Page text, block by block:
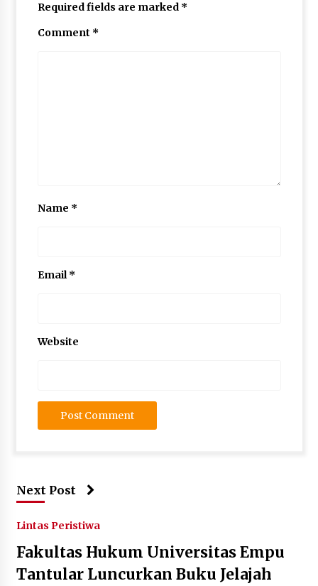
Required fields are marked *
Comment *
Name *
Email*
Website
Next Post
Lintas Peristiwa
Fakultas Hukum Universitas Empu
Tantular Luncurkan Buku Jelajah